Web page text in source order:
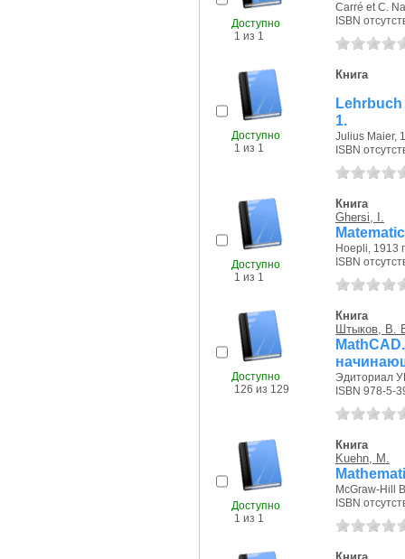
Доступно
1 из 1
Carré et C.
ISBN
Доступно
1 из 1
Книга
1.
Julius Maier,
ISBN
Доступно
1 из 1
Книга
Ghersi, I.
Hoepli, 1913
ISBN
Доступно
126 из 129
Книга
Штыков, В.
Эдиториал
ISBN 978-5-
Доступно
1 из 1
Книга
Kuehn, M.
McGraw-Hill
ISBN